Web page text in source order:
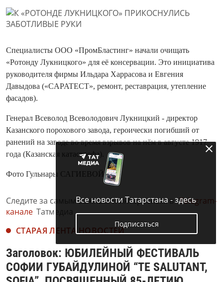
Специалисты ООО «ПромБластинг» начали очищать
«Ротонду Лукницкого» для её консервации. Это инициатива
руководителя фирмы Ильдара Харрасова и Евгения
Давыдова («CAPATECT», ремонт, реставрация, утепление
фасадов).
Генерал Всеволод Всеволодович Лукницкий - директор
Казанского порохового завода, героически погибший от
ранений на заводе во время взрывов на нём в августе 1917
года (Казанская катастрофа).
Фото Гульнары САГИЕВОЙ
Следите за самым важным и интересным в Telegram-
канале Татмедиа
СТАРАЯ ЛЕНТА НОВОСТЕЙ
Заголовок: ЮБИЛЕЙНЫЙ ФЕСТИВАЛЬ
СОФИИ ГУБАЙДУЛИНОЙ “ТЕ SALUTANT,
Все новости Татарстана - здесь
Подписаться